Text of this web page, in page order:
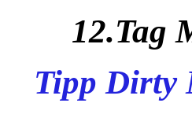
12.Tag
Tipp Dirty